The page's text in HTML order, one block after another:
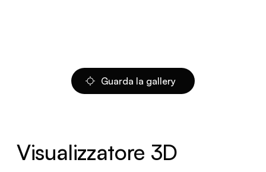
Guarda la gallery
Visualizzatore 3D